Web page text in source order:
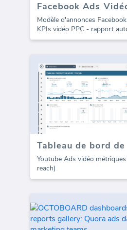
Facebook Ads
Modèle d'annonces
KPIs vidéo PPC - rapport
Youtube Ads vidéo
reach)